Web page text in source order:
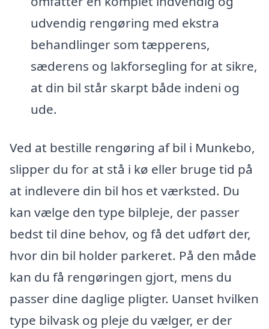
udvendig rengøring med ekstra
behandlinger som tæpperens,
sæderens og lakforsegling for at sikre,
at din bil står skarpt både indeni og
ude.
Ved at bestille rengøring af bil i Munkebo,
slipper du for at stå i kø eller bruge tid på
at indlevere din bil hos et værksted. Du
kan vælge den type bilpleje, der passer
bedst til dine behov, og få det udført der,
hvor din bil holder parkeret. På den måde
kan du få rengøringen gjort, mens du
passer dine daglige pligter. Uanset hvilken
type bilvask og pleje du vælger, er der